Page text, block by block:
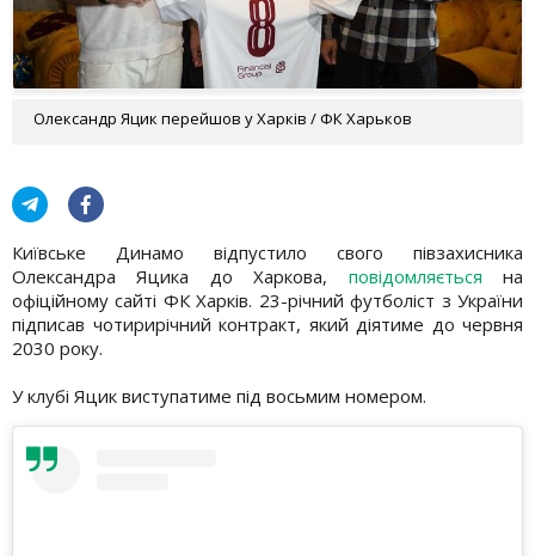
Олександр Яцик перейшов у Харків / ФК Харьков
Київське Динамо відпустило свого півзахисника
Олександра Яцика до Харкова, повідомляєтьсяна
офіційному сайті ФК Харків. 23-річний футболіст з України
підписав чотирирічний контракт, який діятиме до червня
2030 року.
У клубі Яцик виступатиме під восьмим номером.